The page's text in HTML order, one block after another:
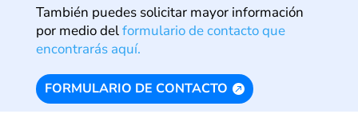
También puedes solicitar mayor información
por medio delformulario de contacto que
encontrarás aquí.
FORMULARIO DE CONTACTO